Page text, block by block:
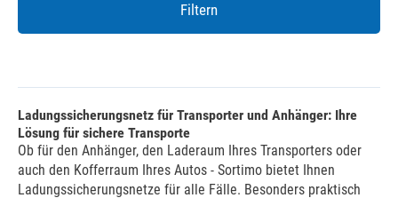
Filtern
Ladungssicherungsnetz für Transporter und Anhänger: Ihre
Lösung für sichere Transporte
Ob für den Anhänger, den Laderaum Ihres Transporters oder
auch den Kofferraum Ihres Autos - Sortimo bietet Ihnen
Ladungssicherungsnetze für alle Fälle. Besonders praktisch